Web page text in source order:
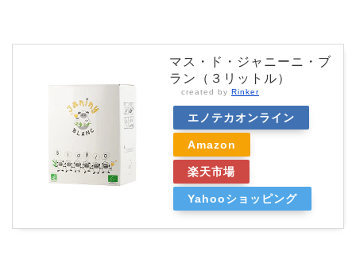
マス・ド・ジャニーニ・ブ
ラン（３リットル）
created by Rinker
エノテカオンライン
Amazon
楽天市場
Yahooショッピング